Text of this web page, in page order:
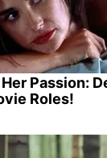
Passion:
Roles!